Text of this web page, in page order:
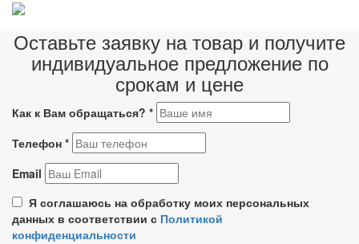
Оставьте заявку на товар и получите
индивидуальное предложение по
срокам и цене
Как к Вам обращаться? *
Телефон *
Email
Я соглашаюсь на обработку моих персональных
данных в соответствии с Политикой
конфиденциальности